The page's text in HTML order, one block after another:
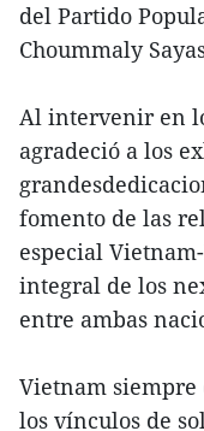
del Partido
Choummaly
Al intervenir en
agradeció a los
fomento de las
especial
integral de los
entre ambas
Vietnam
los vínculos de